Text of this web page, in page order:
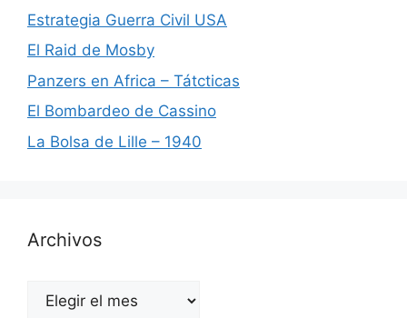
Estrategia Guerra Civil USA
El Raid de Mosby
Panzers en Africa – Tátcticas
El Bombardeo de Cassino
La Bolsa de Lille – 1940
Archivos
Archivos